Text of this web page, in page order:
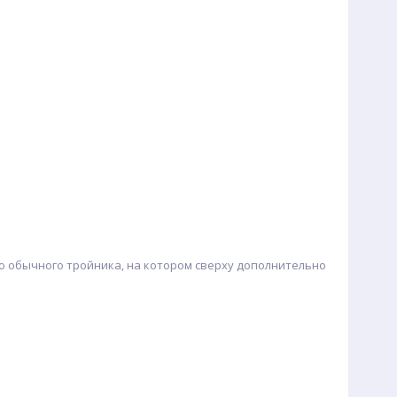
тройника, на котором сверху дополнительно